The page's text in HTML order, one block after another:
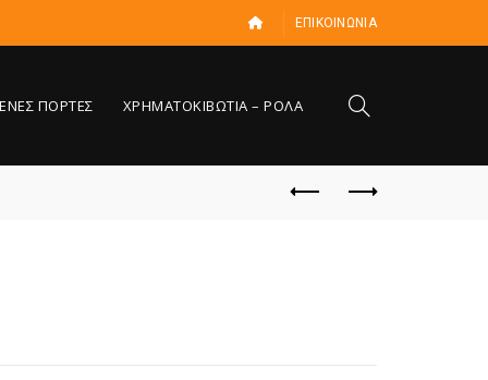
ΕΠΙΚΟΙΝΩΝΙΑ
ΠΟΡΤΕΣ ΧΡΗΜΑΤΟΚΙΒΩΤΙΑ – ΡΟΛΑ